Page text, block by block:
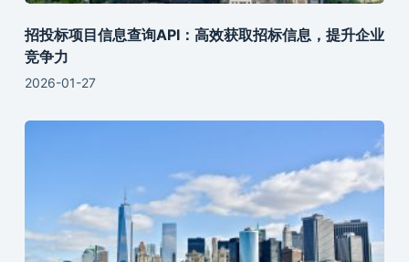
招投标项目信息查询API：高效获取招标信息，提升企业
竞争力
2026-01-27